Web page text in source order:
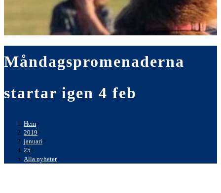
Måndagspromenaderna
startar igen 4 feb
Hem>
2019>
januari>
25>
Alla nyheter